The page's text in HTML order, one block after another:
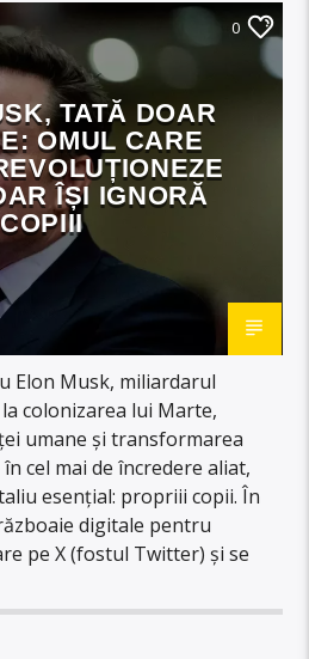
0
TATĂ DOAR
OMUL CARE
ÎȘI IGNORĂ
COPIII
Elon Musk, miliardarul
colonizarea lui Marte,
umane și transformarea
cel mai de încredere aliat,
esențial: propriii copii. În
digitale pentru
pe X (fostul Twitter) și se